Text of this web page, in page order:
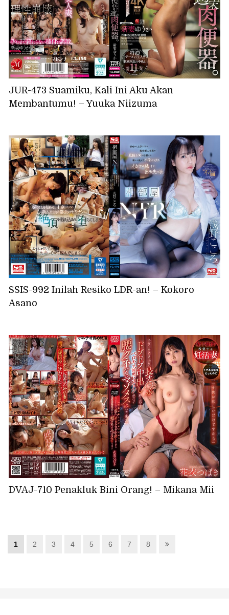
JUR-473 Suamiku, Kali Ini Aku Akan
Membantumu! – Yuuka Niizuma
SSIS-992 Inilah Resiko LDR-an! – Kokoro
Asano
DVAJ-710 Penakluk Bini Orang! – Mikana Mii
1 2 3 4 5 6 7 8